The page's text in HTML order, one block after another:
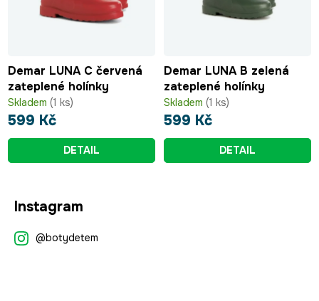
Demar LUNA C červená
zateplené holínky
Skladem (1 ks)
599 Kč
DETAIL
Demar LUNA B zelená
zateplené holínky
Skladem (1 ks)
599 Kč
DETAIL
Instagram
@botydetem